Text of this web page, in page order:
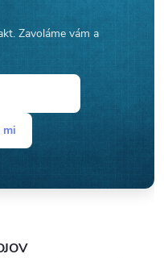
Zavoláme vám a
mi